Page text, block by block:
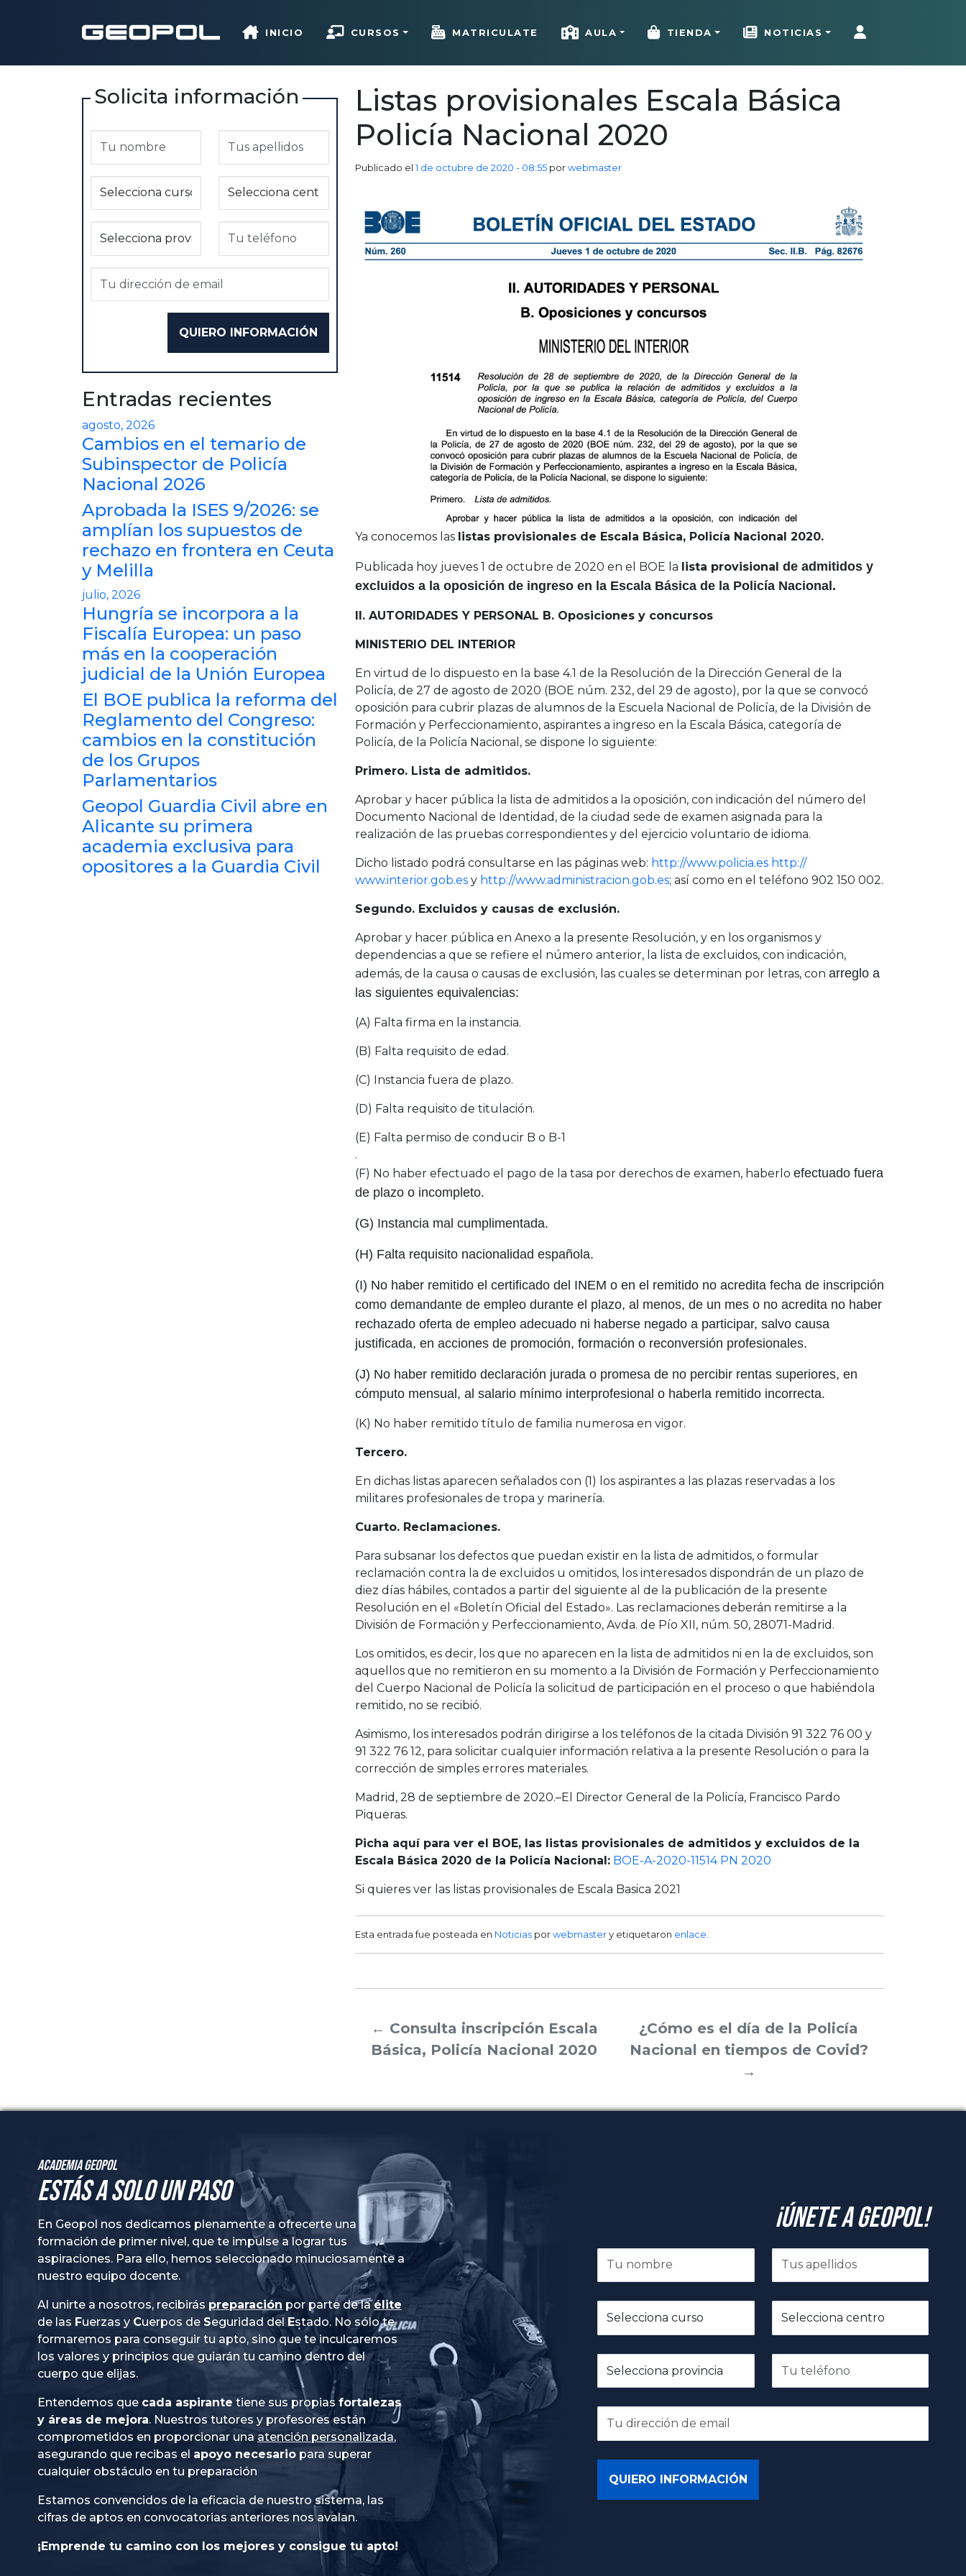
INICIO CURSOS MATRICULATE AULA TIENDA NOTICIAS
Listas provisionales Escala Básica
Policía Nacional 2020
Publicado el1 de octubre de 2020 - 08:55 porwebmaster
Ya conocemos las listas provisionales de Escala Básica, Policía Nacional 2020.
Publicada hoy jueves 1 de octubre de 2020 en el BOE la lista provisional de admitidos y
excluidos a la oposición de ingreso en la Escala Básica de la Policía Nacional.
II. AUTORIDADES Y PERSONAL B. Oposiciones y concursos
MINISTERIO DEL INTERIOR
En virtud de lo dispuesto en la base 4.1 de la Resolución de la Dirección General de la
Policía, de 27 de agosto de 2020 (BOE núm. 232, del 29 de agosto), por la que se convocó
oposición para cubrir plazas de alumnos de la Escuela Nacional de Policía, de la División de
Formación y Perfeccionamiento, aspirantes a ingreso en la Escala Básica, categoría de
Policía, de la Policía Nacional, se dispone lo siguiente:
Primero. Lista de admitidos.
Aprobar y hacer pública la lista de admitidos a la oposición, con indicación del número del
Documento Nacional de Identidad, de la ciudad sede de examen asignada para la
realización de las pruebas correspondientes y del ejercicio voluntario de idioma.
Dicho listado podrá consultarse en las páginas web: http://www.policia.es http://
www.interior.gob.es y http://www.administracion.gob.es; así como en el teléfono 902 150 002.
Segundo. Excluidos y causas de exclusión.
Aprobar y hacer pública en Anexo a la presente Resolución, y en los organismos y
dependencias a que se refiere el número anterior, la lista de excluidos, con indicación,
además, de la causa o causas de exclusión, las cuales se determinan por letras, con arreglo a
las siguientes equivalencias:
(A) Falta firma en la instancia.
(B) Falta requisito de edad.
(C) Instancia fuera de plazo.
(D) Falta requisito de titulación.
(E) Falta permiso de conducir B o B-1
.
(F) No haber efectuado el pago de la tasa por derechos de examen, haberlo efectuado fuera
de plazo o incompleto.
(G) Instancia mal cumplimentada.
(H) Falta requisito nacionalidad española.
(I) No haber remitido el certificado del INEM o en el remitido no acredita fecha de inscripción
como demandante de empleo durante el plazo, al menos, de un mes o no acredita no haber
rechazado oferta de empleo adecuado ni haberse negado a participar, salvo causa
justificada, en acciones de promoción, formación o reconversión profesionales.
(J) No haber remitido declaración jurada o promesa de no percibir rentas superiores, en
cómputo mensual, al salario mínimo interprofesional o haberla remitido incorrecta.
(K) No haber remitido título de familia numerosa en vigor.
Tercero.
En dichas listas aparecen señalados con (1) los aspirantes a las plazas reservadas a los
militares profesionales de tropa y marinería.
Cuarto. Reclamaciones.
Para subsanar los defectos que puedan existir en la lista de admitidos, o formular
reclamación contra la de excluidos u omitidos, los interesados dispondrán de un plazo de
diez días hábiles, contados a partir del siguiente al de la publicación de la presente
Resolución en el «Boletín Oficial del Estado». Las reclamaciones deberán remitirse a la
División de Formación y Perfeccionamiento, Avda. de Pío XII, núm. 50, 28071-Madrid.
Los omitidos, es decir, los que no aparecen en la lista de admitidos ni en la de excluidos, son
aquellos que no remitieron en su momento a la División de Formación y Perfeccionamiento
del Cuerpo Nacional de Policía la solicitud de participación en el proceso o que habiéndola
remitido, no se recibió.
Asimismo, los interesados podrán dirigirse a los teléfonos de la citada División 91 322 76 00 y
91 322 76 12, para solicitar cualquier información relativa a la presente Resolución o para la
corrección de simples errores materiales.
Madrid, 28 de septiembre de 2020.–El Director General de la Policía, Francisco Pardo
Piqueras.
Picha aquí para ver el BOE, las listas provisionales de admitidos y excluidos de la
Escala Básica 2020 de la Policía Nacional: BOE-A-2020-11514 PN 2020
Si quieres ver las listas provisionales de Escala Basica 2021
Esta entrada fue posteada en Noticias porwebmastery etiquetaron enlace
← Consulta inscripción Escala
Básica, Policía Nacional 2020
¿Cómo es el día de la Policía
Nacional en tiempos de Covid?
→
Solicita información
Entradas recientes
agosto, 2026
Cambios en el temario de
Subinspector de Policía
Nacional 2026
Aprobada la ISES 9/2026: se
amplían los supuestos de
rechazo en frontera en Ceuta
y Melilla
julio, 2026
Hungría se incorpora a la
Fiscalía Europea: un paso
más en la cooperación
judicial de la Unión Europea
El BOE publica la reforma del
Reglamento del Congreso:
cambios en la constitución
de los Grupos
Parlamentarios
Geopol Guardia Civil abre en
Alicante su primera
academia exclusiva para
opositores a la Guardia Civil
Academia GeoPol
Estás a solo un paso
En Geopol nos dedicamos plenamente a ofrecerte una
formación de primer nivel, que te impulse a lograr tus
aspiraciones. Para ello, hemos seleccionado minuciosamente a
nuestro equipo docente.
Al unirte a nosotros, recibirás preparación por parte de laélite
de las
Fuerzas y Cuerpos de Seguridad del Estado. No sólo te
formaremos para conseguir tu apto, sino que te inculcaremos
los valores y principios que guiarán tu camino dentro del
cuerpo que elijas.
Entendemos que cada aspirante tiene sus propiasfortalezas
y áreas de mejora. Nuestros tutores y profesores están
comprometidos en proporcionar una atención personalizada,
asegurando que recibas el apoyo necesario para superar
cualquier obstáculo en tu preparación
Estamos convencidos de la eficacia de nuestro sistema, las
cifras de aptos en convocatorias anteriores nos avalan.
¡Emprende tu camino con los mejores y consigue tu apto!
¡Únete a GeoPol!